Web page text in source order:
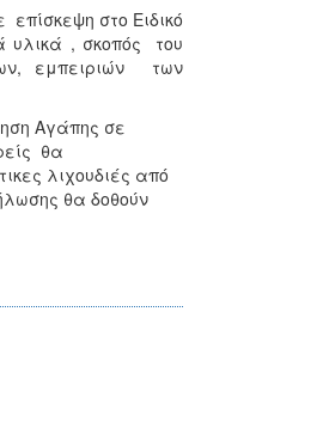
στο Ειδικό
υλικά , σκοπός του
εμπειριών των
Αγάπης σε
θα
λιχουδιές από
θα δοθούν